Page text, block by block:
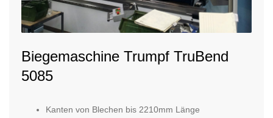
Biegemaschine Trumpf TruBend
5085
Kanten von Blechen bis 2210mm Länge